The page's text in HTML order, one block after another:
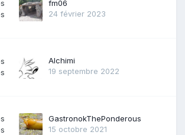
fm06
24 février 2023
Alchimi
19 septembre 2022
GastronokThePonderous
15 octobre 2021